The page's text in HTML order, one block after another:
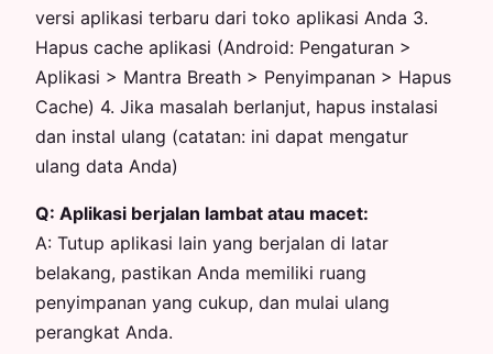
versi aplikasi terbaru dari toko aplikasi Anda 3.
Hapus cache aplikasi (Android: Pengaturan >
Aplikasi > Mantra Breath > Penyimpanan > Hapus
Cache) 4. Jika masalah berlanjut, hapus instalasi
dan instal ulang (catatan: ini dapat mengatur
ulang data Anda)
Q: Aplikasi berjalan lambat atau macet:
A: Tutup aplikasi lain yang berjalan di latar
belakang, pastikan Anda memiliki ruang
penyimpanan yang cukup, dan mulai ulang
perangkat Anda.